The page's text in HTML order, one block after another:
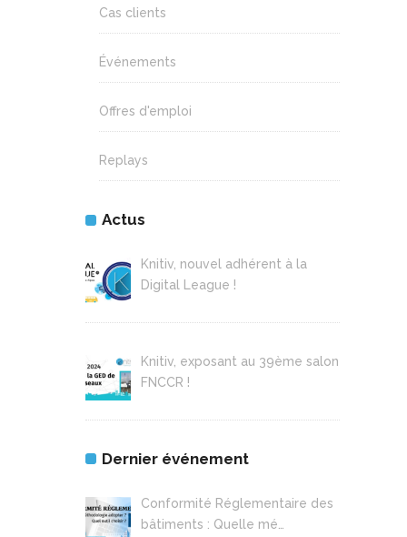
Cas clients
Événements
Offres d'emploi
Replays
Actus
Knitiv, nouvel adhérent à la
Digital League !
Knitiv, exposant au 39ème salon
FNCCR !
Dernier événement
Conformité Réglementaire des
bâtiments : Quelle mé…